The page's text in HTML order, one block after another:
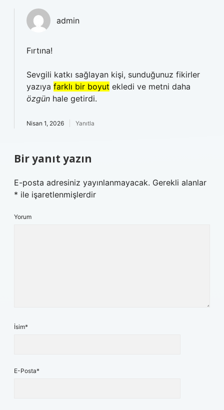
admin
Fırtına!
Sevgili katkı sağlayan kişi, sunduğunuz fikirler
yazıya farklı bir boyut ekledi ve metni daha
özgün hale getirdi.
Nisan 1, 2026 Yanıtla
Bir yanıt yazın
E-posta adresiniz yayınlanmayacak. Gerekli alanlar
* ile işaretlenmişlerdir
Yorum
İsim*
E-Posta*